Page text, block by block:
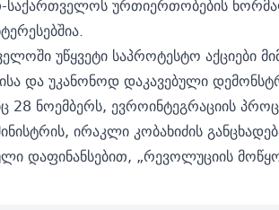
ურთიერთობების
უწყვეტი საპროტესტო აქციები
და უკანონოდ დაკავებული
ნოემბერს, ევროინტეგრაციის
ირაკლი კობახიძის
დაფინანსებით, „რევოლუციის